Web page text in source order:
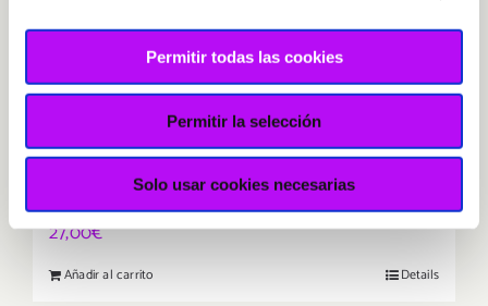
Permitir todas las cookies
Permitir la selección
Solo usar cookies necesarias
Collar de macramé negro con
turquentia
27,00€
Añadir al carrito Details